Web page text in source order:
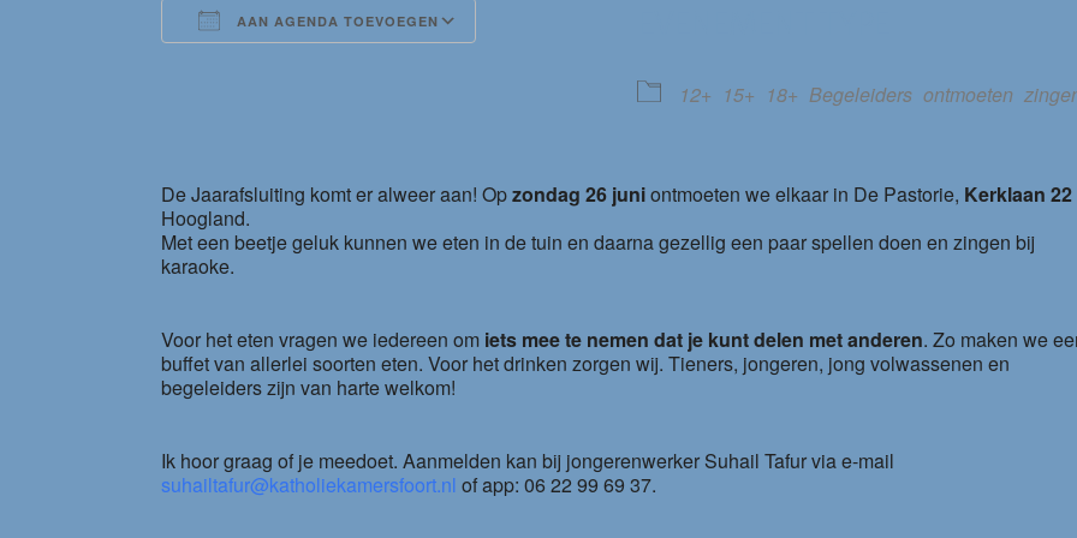
AAN AGENDA TOEVOEGEN
12+ 15+ 18+ Begeleiders ontmoeten
De Jaarafsluiting komt er alweer aan! Opzondag 26 juniontmoeten we elkaar in De Pastorie, Kerklaan 22
Hoogland.
Met een beetje geluk kunnen we eten in de tuin en daarna gezellig een paar spellen doen en zingen bij
karaoke.
Voor het eten vragen we iedereen om iets mee te nemen dat je kunt delen met anderen. Zo maken we
buffet van allerlei soorten eten. Voor het drinken zorgen wij. Tieners, jongeren, jong volwassenen en
begeleiders zijn van harte welkom!
Ik hoor graag of je meedoet. Aanmelden kan bij jongerenwerker Suhail Tafur via e-mail
suhailtafur@katholiekamersfoort.nl of app: 06 22 99 69 37.